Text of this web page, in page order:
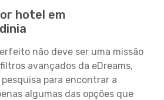
hotel em
não deve ser uma missão
avançados da eDreams,
para encontrar a
algumas das opções que